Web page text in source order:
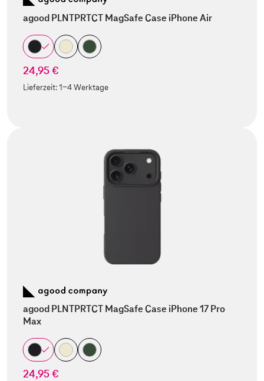
agood PLNTPRTCT MagSafe Case iPhone Air
24,95 €
Lieferzeit:1-4 Werktage
agood PLNTPRTCT MagSafe Case iPhone 17 Pro
Max
24,95 €